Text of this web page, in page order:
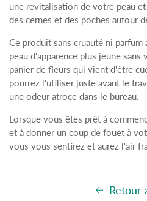
une revitalisation de votre peau
des cernes et des poches autour
Ce produit sans cruauté ni
peau d'apparence plus jeune
panier de fleurs qui vient d'être
pourrez l'utiliser juste avant le
une odeur atroce dans le bureau.
Lorsque vous êtes prêt à
et à donner un coup de fouet à
vous vous sentirez et aurez l'air
Retour